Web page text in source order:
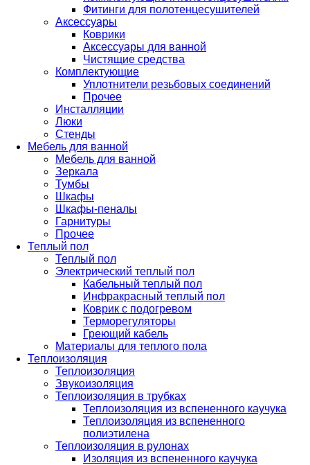
Фитинги для полотенцесушителей
Аксессуары
Коврики
Аксессуары для ванной
Чистящие средства
Комплектующие
Уплотнители резьбовых соединений
Прочее
Инсталляции
Люки
Стенды
Мебель для ванной
Мебель для ванной
Зеркала
Тумбы
Шкафы
Шкафы-пеналы
Гарнитуры
Прочее
Теплый пол
Теплый пол
Электрический теплый пол
Кабельный теплый пол
Инфракрасный теплый пол
Коврик с подогревом
Терморегуляторы
Греющий кабель
Материалы для теплого пола
Теплоизоляция
Теплоизоляция
Звукоизоляция
Теплоизоляция в трубках
Теплоизоляция из вспененного каучука
Теплоизоляция из вспененного
полиэтилена
Теплоизоляция в рулонах
Изоляция из вспененного каучука